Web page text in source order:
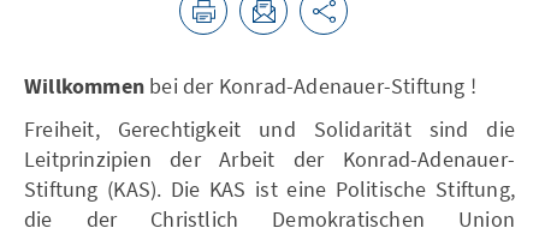
Willkommen bei der Konrad-Adenauer-Stiftung !
Freiheit, Gerechtigkeit und Solidarität sind die
Leitprinzipien der Arbeit der Konrad-Adenauer-
Stiftung (KAS). Die KAS ist eine Politische Stiftung,
die der Christlich Demokratischen Union